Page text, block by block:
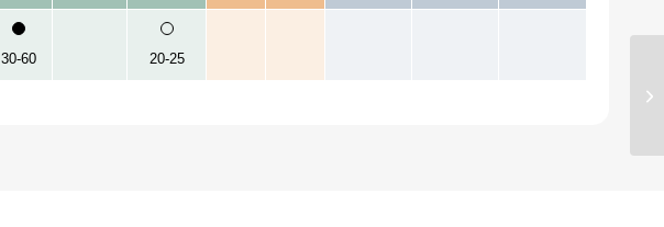
30-60 20-25